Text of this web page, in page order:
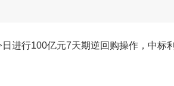
行100亿元7天期逆回购操作，中标